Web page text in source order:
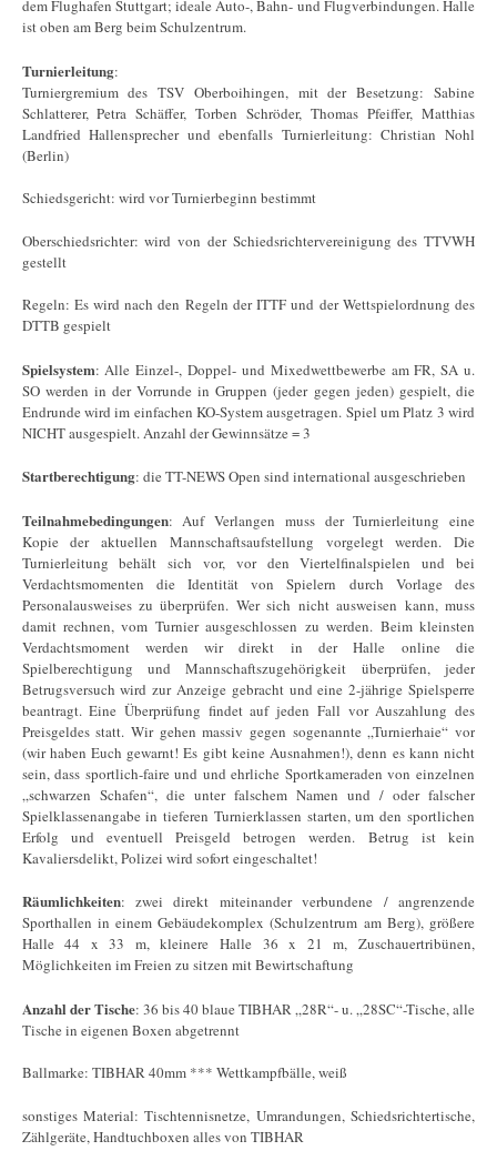
dem Flughafen Stuttgart; ideale Auto-, Bahn- und Flugverbindungen. Halle
ist oben am Berg beim Schulzentrum.
Turnierleitung:
Turniergremium des TSV Oberboihingen, mit der Besetzung: Sabine
Schlatterer, Petra Schäffer, Torben Schröder, Thomas Pfeiffer, Matthias
Landfried Hallensprecher und ebenfalls Turnierleitung: Christian Nohl
(Berlin)
Schiedsgericht: wird vor Turnierbeginn bestimmt
Oberschiedsrichter: wird von der Schiedsrichtervereinigung des TTVWH
gestellt
Regeln: Es wird nach den Regeln der ITTF und der Wettspielordnung des
DTTB gespielt
Spielsystem: Alle Einzel-, Doppel- und Mixedwettbewerbe am FR, SA u.
SO werden in der Vorrunde in Gruppen (jeder gegen jeden) gespielt, die
Endrunde wird im einfachen KO-System ausgetragen. Spiel um Platz 3 wird
NICHT ausgespielt. Anzahl der Gewinnsätze = 3
Startberechtigung: die TT-NEWS Open sind international ausgeschrieben
Teilnahmebedingungen: Auf Verlangen muss der Turnierleitung eine
Kopie der aktuellen Mannschaftsaufstellung vorgelegt werden. Die
Turnierleitung behält sich vor, vor den Viertelfinalspielen und bei
Verdachtsmomenten die Identität von Spielern durch Vorlage des
Personalausweises zu überprüfen. Wer sich nicht ausweisen kann, muss
damit rechnen, vom Turnier ausgeschlossen zu werden. Beim kleinsten
Verdachtsmoment werden wir direkt in der Halle online die
Spielberechtigung und Mannschaftszugehörigkeit überprüfen, jeder
Betrugsversuch wird zur Anzeige gebracht und eine 2-jährige Spielsperre
beantragt. Eine Überprüfung findet auf jeden Fall vor Auszahlung des
Preisgeldes statt. Wir gehen massiv gegen sogenannte „Turnierhaie“ vor
(wir haben Euch gewarnt! Es gibt keine Ausnahmen!), denn es kann nicht
sein, dass sportlich-faire und und ehrliche Sportkameraden von einzelnen
„schwarzen Schafen“, die unter falschem Namen und / oder falscher
Spielklassenangabe in tieferen Turnierklassen starten, um den sportlichen
Erfolg und eventuell Preisgeld betrogen werden. Betrug ist kein
Kavaliersdelikt, Polizei wird sofort eingeschaltet!
Räumlichkeiten: zwei direkt miteinander verbundene / angrenzende
Sporthallen in einem Gebäudekomplex (Schulzentrum am Berg), größere
Halle 44 x 33 m, kleinere Halle 36 x 21 m, Zuschauertribünen,
Möglichkeiten im Freien zu sitzen mit Bewirtschaftung
Anzahl der Tische: 36 bis 40 blaue TIBHAR „28R“- u. „28SC“-Tische, alle
Tische in eigenen Boxen abgetrennt
Ballmarke: TIBHAR 40mm *** Wettkampfbälle, weiß
sonstiges Material: Tischtennisnetze, Umrandungen, Schiedsrichtertische,
Zählgeräte, Handtuchboxen alles von TIBHAR